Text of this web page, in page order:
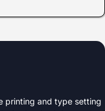
printing and type setting